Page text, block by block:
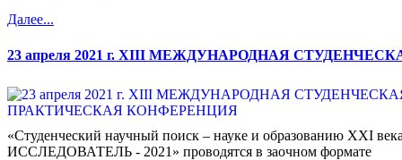
Далее...
23 апреля 2021 г. XIII МЕЖДУНАРОДНАЯ
«Студенческий научный поиск – науке и образованию XXI
ИССЛЕДОВАТЕЛЬ - 2021» проводятся в заочном формате